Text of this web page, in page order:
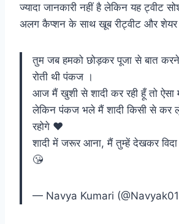
ज्यादा जानकारी नहीं है लेकिन यह ट्वीट
अलग कैप्शन के साथ खूब रीट्वीट और शेयर
तुम जब हमको छोड़कर पूजा से बात
रोती थी पंकज ।
आज मैं खुशी से शादी कर रही हूँ तो ऐसा
लेकिन पंकज भले मैं शादी किसी से कर
रहोगे ❤️
शादी में जरूर आना, मैं तुम्हें देखकर विदा
😘
— Navya Kumari